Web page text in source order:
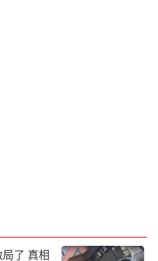
了 真相